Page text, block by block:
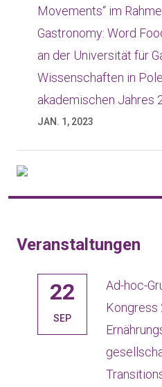
Movements“ im
Gastronomy: Word
an der Universität für
Wissenschaften in
akademischen Jahres
JAN. 1, 2023
Veranstaltungen
22
SEP
Ad-hoc-
Kongress